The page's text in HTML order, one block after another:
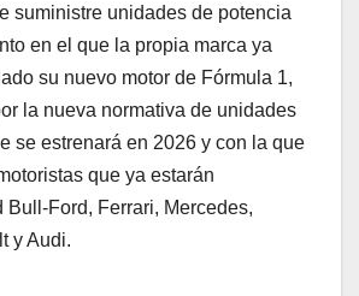
suministre unidades de potencia
en el que la propia marca ya
su nuevo motor de Fórmula 1,
la nueva normativa de unidades
se estrenará en 2026 y con la que
que ya estarán
Bull-Ford, Ferrari, Mercedes,
y Audi.